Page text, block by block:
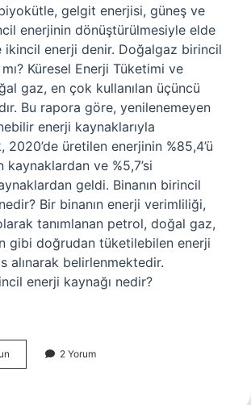
gelgit enerjisi, güneş ve
enerjinin dönüştürülmesiyle elde
ikincil enerji denir. Doğalgaz birincil
Küresel Enerji Tüketimi ve
gaz, en çok kullanılan üçüncü
Bu rapora göre, yenilenemeyen
enerji kaynaklarıyla
2020’de üretilen enerjinin %85,4’ü
kaynaklardan ve %5,7’si
geldi. Binanın birincil
Bir binanın enerji verimliliği,
tanımlanan petrol, doğal gaz,
gibi doğrudan tüketilebilen enerji
alınarak belirlenmektedir.
enerji kaynağı nedir?
Enerji
2 Yorum